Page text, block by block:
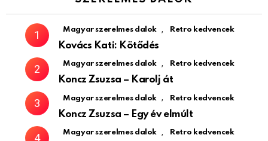
Magyar szerelmes dalok , Retro kedvencek
Kovács Kati: Kötődés
Magyar szerelmes dalok , Retro kedvencek
Koncz Zsuzsa – Karolj át
Magyar szerelmes dalok , Retro kedvencek
Koncz Zsuzsa – Egy év elmúlt
Magyar szerelmes dalok , Retro kedvencek